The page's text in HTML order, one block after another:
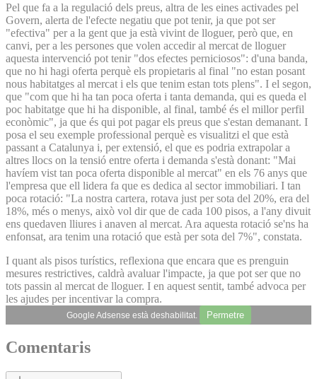
Pel que fa a la regulació dels preus, altra de les eines activades pel
Govern, alerta de l'efecte negatiu que pot tenir, ja que pot ser
"efectiva" per a la gent que ja està vivint de lloguer, però que, en
canvi, per a les persones que volen accedir al mercat de lloguer
aquesta intervenció pot tenir "dos efectes perniciosos": d'una banda,
que no hi hagi oferta perquè els propietaris al final "no estan posant
nous habitatges al mercat i els que tenim estan tots plens". I el segon,
que "com que hi ha tan poca oferta i tanta demanda, qui es queda el
poc habitatge que hi ha disponible, al final, també és el millor perfil
econòmic", ja que és qui pot pagar els preus que s'estan demanant. I
posa el seu exemple professional perquè es visualitzi el que està
passant a Catalunya i, per extensió, el que es podria extrapolar a
altres llocs on la tensió entre oferta i demanda s'està donant: "Mai
havíem vist tan poca oferta disponible al mercat" en els 76 anys que
l'empresa que ell lidera fa que es dedica al sector immobiliari. I tan
poca rotació: "La nostra cartera, rotava just per sota del 20%, era del
18%, més o menys, això vol dir que de cada 100 pisos, a l'any divuit
ens quedaven lliures i anaven al mercat. Ara aquesta rotació se'ns ha
enfonsat, ara tenim una rotació que està per sota del 7%", constata.
I quant als pisos turístics, reflexiona que encara que es prenguin
mesures restrictives, caldrà avaluar l'impacte, ja que pot ser que no
tots passin al mercat de lloguer. I en aquest sentit, també advoca per
les ajudes per incentivar la compra.
Google Adsense està deshabilitat. Permetre
Comentaris